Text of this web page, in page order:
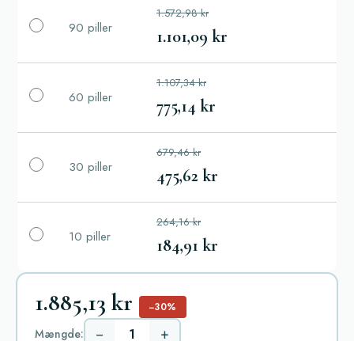
90 piller
1.572,98 kr
1.101,09 kr
60 piller
1.107,34 kr
775,14 kr
30 piller
679,46 kr
475,62 kr
10 piller
264,16 kr
184,91 kr
1.885,13 kr −30%
Mængde: − +